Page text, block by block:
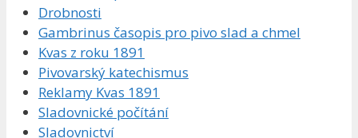
Drobnosti
Gambrinus časopis pro pivo slad a chmel
Kvas z roku 1891
Pivovarský katechismus
Reklamy Kvas 1891
Sladovnické počítání
Sladovnictví